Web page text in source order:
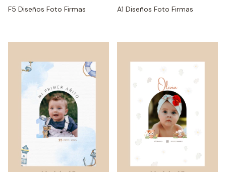
F5 Diseños Foto Firmas A1 Diseños Foto Firmas